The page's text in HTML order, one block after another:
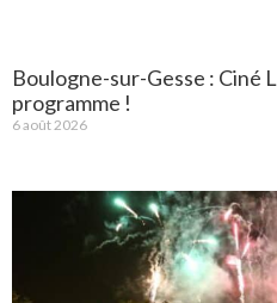
Boulogne-sur-Gesse : Ciné
programme !
6 août 2026